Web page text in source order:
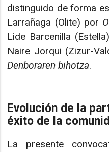
distinguido de forma
Larrañaga (Olite) por
Lide Barcenilla
Naire Jorqui (Zizur-
Denboraren bihotza.
Evolución de la
éxito de la
La presente